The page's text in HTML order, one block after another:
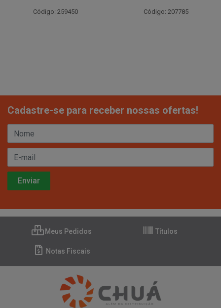
Código: 259450 Código: 207785
Cadastre-se para receber nossas ofertas!
Meus Pedidos Títulos
Notas Fiscais